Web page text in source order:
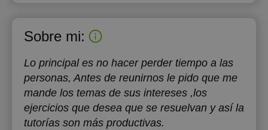
Sobre mi:
Lo principal es no hacer perder tiempo a las
personas, Antes de reunirnos le pido que me
mande los temas de sus intereses ,los
ejercicios que desea que se resuelvan y así la
tutorías son más productivas.